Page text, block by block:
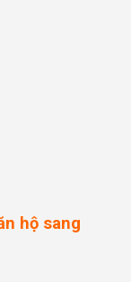
hộ sang